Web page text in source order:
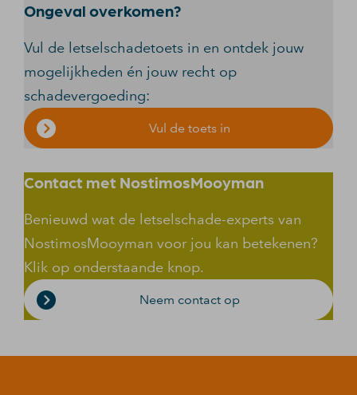
Ongeval overkomen?
Vul de letselschadetoets in en ontdek jouw
mogelijkheden én jouw recht op
schadevergoeding:
Vul de toets in
Contact met NostimosMooyman
Benieuwd wat de letselschade-experts van
NostimosMooyman voor jou kan betekenen?
Klik op onderstaande knop.
Neem contact op